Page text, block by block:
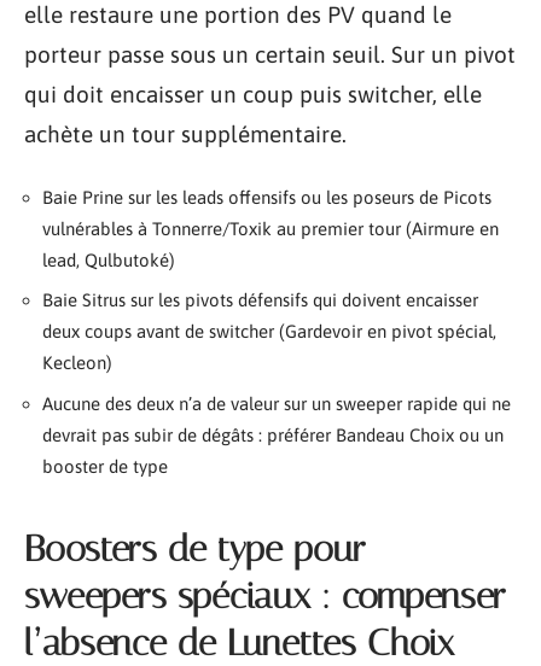
elle restaure une portion des PV quand le
porteur passe sous un certain seuil. Sur un pivot
qui doit encaisser un coup puis switcher, elle
achète un tour supplémentaire.
Baie Prine sur les leads offensifs ou les poseurs de Picots
vulnérables à Tonnerre/Toxik au premier tour (Airmure en
lead, Qulbutoké)
Baie Sitrus sur les pivots défensifs qui doivent encaisser
deux coups avant de switcher (Gardevoir en pivot spécial,
Kecleon)
Aucune des deux n’a de valeur sur un sweeper rapide qui ne
devrait pas subir de dégâts : préférer Bandeau Choix ou un
booster de type
Boosters de type pour
sweepers spéciaux : compenser
l’absence de Lunettes Choix